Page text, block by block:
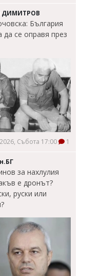
ДИМИТРОВ
България
да се оправя през
Събота 17:00 1
за нахлулия
е дронът?
руски или